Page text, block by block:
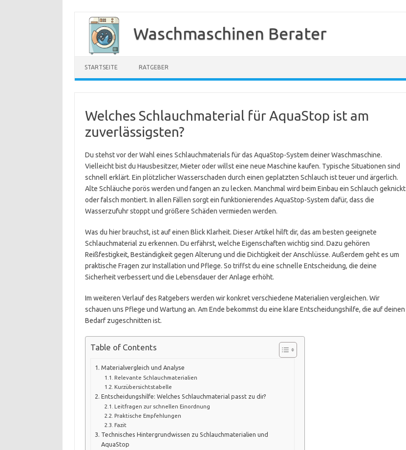
Inhalt
springen
Waschmaschinen Berater
STARTSEITE RATGEBER
Welches Schlauchmaterial für AquaStop ist am
zuverlässigsten?
Du stehst vor der Wahl eines Schlauchmaterials für das AquaStop-System deiner Waschmaschine.
Vielleicht bist du Hausbesitzer, Mieter oder willst eine neue Maschine kaufen. Typische Situationen sind
schnell erklärt. Ein plötzlicher Wasserschaden durch einen geplatzten Schlauch ist teuer und ärgerlich.
Alte Schläuche porös werden und fangen an zu lecken. Manchmal wird beim Einbau ein Schlauch geknickt
oder falsch montiert. In allen Fällen sorgt ein funktionierendes AquaStop-System dafür, dass die
Wasserzufuhr stoppt und größere Schäden vermieden werden.
Was du hier brauchst, ist auf einen Blick Klarheit. Dieser Artikel hilft dir, das am besten geeignete
Schlauchmaterial zu erkennen. Du erfährst, welche Eigenschaften wichtig sind. Dazu gehören
Reißfestigkeit, Beständigkeit gegen Alterung und die Dichtigkeit der Anschlüsse. Außerdem geht es um
praktische Fragen zur Installation und Pflege. So triffst du eine schnelle Entscheidung, die deine
Sicherheit verbessert und die Lebensdauer der Anlage erhöht.
Im weiteren Verlauf des Ratgebers werden wir konkret verschiedene Materialien vergleichen. Wir
schauen uns Pflege und Wartung an. Am Ende bekommst du eine klare Entscheidungshilfe, die auf deinen
Bedarf zugeschnitten ist.
Table of Contents
Materialvergleich und Analyse
Relevante Schlauchmaterialien
Kurzübersichtstabelle
Entscheidungshilfe: Welches Schlauchmaterial passt zu dir?
Leitfragen zur schnellen Einordnung
Praktische Empfehlungen
Fazit
Technisches Hintergrundwissen zu Schlauchmaterialien und
AquaStop